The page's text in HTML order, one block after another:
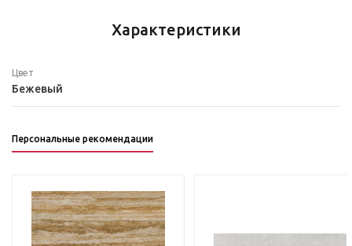
Характеристики
Цвет
Бежевый
Персональные рекомендации